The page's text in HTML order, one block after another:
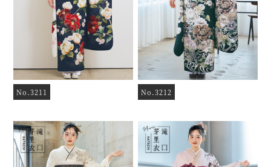
No.3211 No.3212